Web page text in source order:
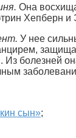
Она
Хепберн и
У нее
Из болезней
сын»;